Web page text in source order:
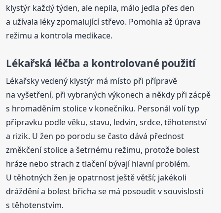
klystýr každý týden, ale nepila, málo jedla přes den
a užívala léky zpomalující střevo. Pomohla až úprava
režimu a kontrola medikace.
Lékařská léčba a kontrolované použití
Lékařsky vedený klystýr má místo při přípravě
na vyšetření, při vybraných výkonech a někdy při zácpě
s hromaděním stolice v konečníku. Personál volí typ
přípravku podle věku, stavu, ledvin, srdce, těhotenství
a rizik. U žen po porodu se často dává přednost
změkčení stolice a šetrnému režimu, protože bolest
hráze nebo strach z tlačení bývají hlavní problém.
U těhotných žen je opatrnost ještě větší; jakékoli
dráždění a bolest břicha se má posoudit v souvislosti
s těhotenstvím.